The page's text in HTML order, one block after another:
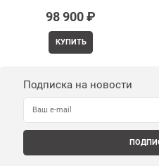
98 900 ₽
КУПИТЬ
Подписка на новости